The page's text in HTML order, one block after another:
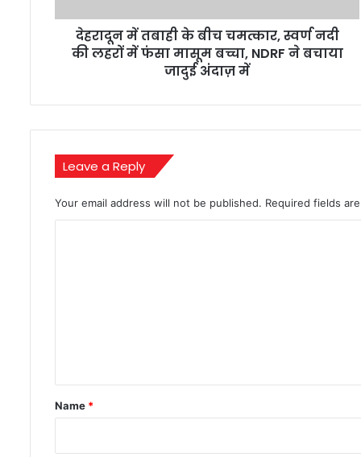
की
बचाया
जादुई
में
देहरादून में तबाही के बीच चमत्कार, स्वर्ण नदी
की लहरों में फंसा मासूम बच्चा, NDRF ने बचाया
जादुई अंदाज़ में
Leave a Reply
Your email address will not be published. Required fields
*
Name *